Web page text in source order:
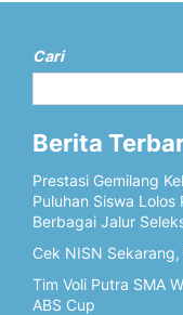
Cari
Berita
Prestasi Gemilang
Puluhan Siswa
Berbagai Jalur
Cek NISN
Tim Voli Putra SMA
ABS Cup